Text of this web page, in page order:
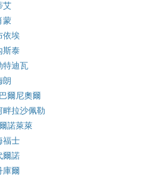
艾
蒙
依埃
斯泰
特迪瓦
朗
爾尼奧爾
畔拉沙佩勒
諾萊萊
福士
爾諾
庫爾